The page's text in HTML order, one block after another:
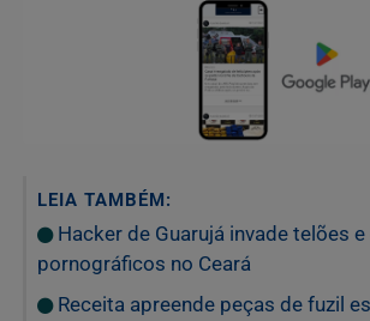
LEIA TAMBÉM:
Hacker de Guarujá invade telões
pornográficos no Ceará
Receita apreende peças de fuzil